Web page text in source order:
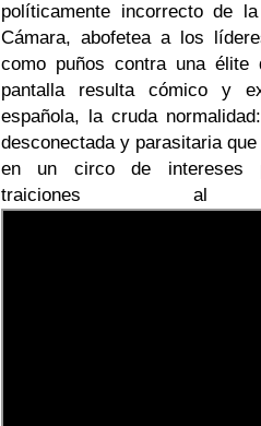
políticamente incorrecto de
Cámara, abofetea a los
como puños contra una
pantalla resulta cómico y
española, la cruda
desconectada y parasitaria
en un circo de intereses
traiciones